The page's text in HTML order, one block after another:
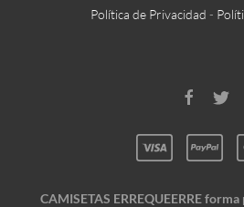
Política de Privacidad -
CAMISETAS ERREQUEERRE